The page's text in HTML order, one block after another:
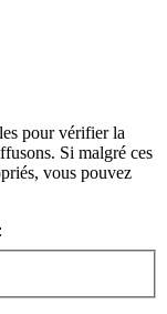
pour vérifier la
Si malgré ces
vous pouvez